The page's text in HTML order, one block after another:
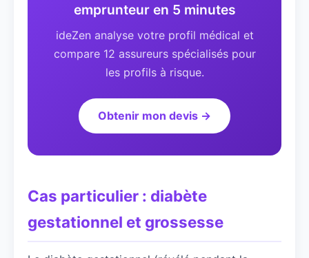
emprunteur en 5 minutes
ideZen analyse votre profil médical et
compare 12 assureurs spécialisés pour
les profils à risque.
Obtenir mon devis →
Cas particulier : diabète
gestationnel et grossesse